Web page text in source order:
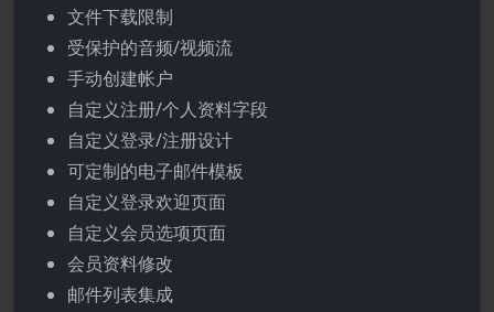
文件下载限制
受保护的音频/视频流
手动创建帐户
自定义注册/个人资料字段
自定义登录/注册设计
可定制的电子邮件模板
自定义登录欢迎页面
自定义会员选项页面
会员资料修改
邮件列表集成